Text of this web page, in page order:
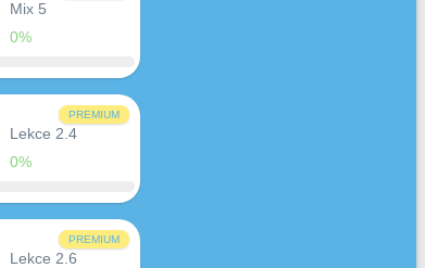
Mix 5
0%
PREMIUM
Lekce 2.4
0%
PREMIUM
Lekce 2.6